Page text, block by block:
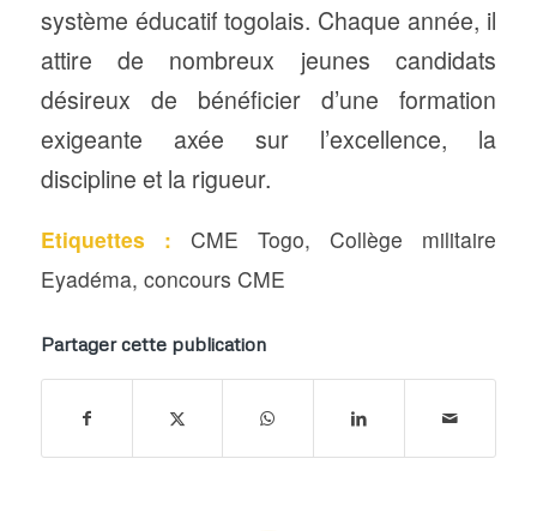
système éducatif togolais. Chaque année, il
attire de nombreux jeunes candidats
désireux de bénéficier d’une formation
exigeante axée sur l’excellence, la
discipline et la rigueur.
Etiquettes : CME Togo, Collège militaire
Eyadéma, concours CME
Partager cette publication